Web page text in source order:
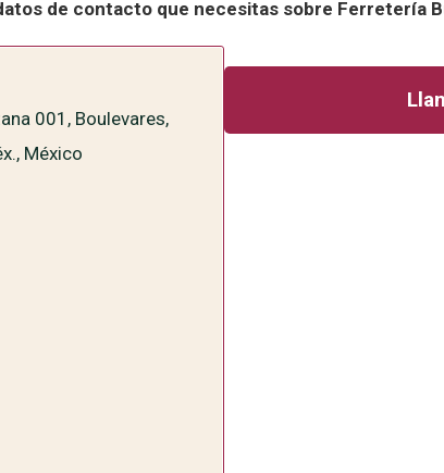
de contacto que necesitas sobre Ferretería
001, Boulevares,
México